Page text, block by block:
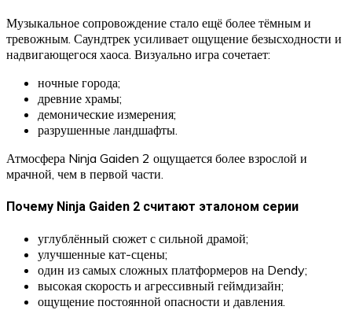
Музыкальное сопровождение стало ещё более тёмным и
тревожным. Саундтрек усиливает ощущение безысходности и
надвигающегося хаоса. Визуально игра сочетает:
ночные города;
древние храмы;
демонические измерения;
разрушенные ландшафты.
Атмосфера Ninja Gaiden 2 ощущается более взрослой и
мрачной, чем в первой части.
Почему Ninja Gaiden 2 считают эталоном серии
углублённый сюжет с сильной драмой;
улучшенные кат-сцены;
один из самых сложных платформеров на Dendy;
высокая скорость и агрессивный геймдизайн;
ощущение постоянной опасности и давления.